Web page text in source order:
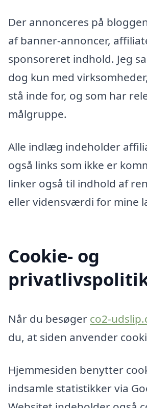
Der annonceres på
af banner-annoncer,
sponsoreret indhold. Jeg
dog kun med
stå inde for, og som har
målgruppe.
Alle indlæg indeholder
også links som ikke er
linker også til indhold af
eller vidensværdi for mine
Cookie- og
Når du besøger co2-
du, at siden anvender
Hjemmesiden benytter
indsamle statistikker via